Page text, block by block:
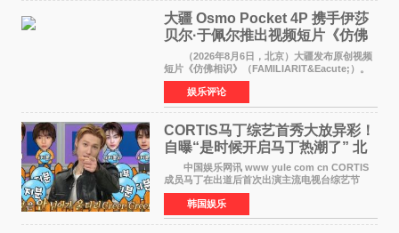
大疆 Osmo Pocket 4P 携手伊莎
贝尔·于佩尔推出视频短片《仿佛
相识》
（2026年8月6日，北京）大疆发布原创视频
短片《仿佛相识》（FAMILIARIT&Eacute;）。
视频短片由戛纳国际电影节最佳女演员伊莎贝尔·
于佩尔（Isabelle Huppert）主演，全程使用大
疆首款双主摄口
娱乐评论
CORTIS马丁综艺首秀大放异彩！
自曝“是时候开启马丁热潮了” 北
美巡演火热进行中
中国娱乐网讯 www yule com cn CORTIS
成员马丁在出道后首次出演主流电视台综艺节
目，展现了多才多艺的魅力。 马丁出演了5日
播出的MBC《Radio Star》Fashion与Passion
之间，I&lsquo;m
韩国娱乐